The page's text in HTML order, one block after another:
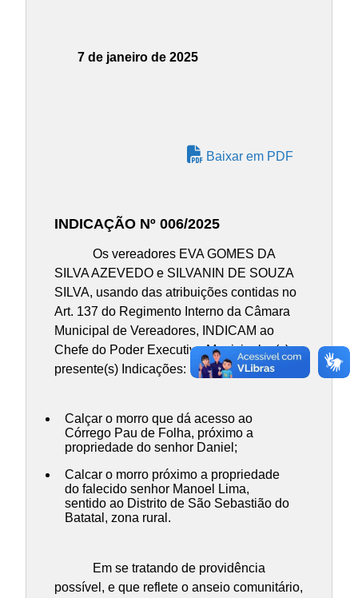
7 de janeiro de 2025
Baixar em PDF
INDICAÇÃO Nº 006/2025
Os vereadores EVA GOMES DA
SILVA AZEVEDO e SILVANIN DE SOUZA
SILVA, usando das atribuições contidas no
Art. 137 do Regimento Interno da Câmara
Municipal de Vereadores, INDICAM ao
Chefe do Poder Executivo Municipal, a(s)
presente(s) Indicações:
Calçar o morro que dá acesso ao
Córrego Pau de Folha, próximo a
propriedade do senhor Daniel;
Calcar o morro próximo a propriedade
do falecido senhor Manoel Lima,
sentido ao Distrito de São Sebastião do
Batatal, zona rural.
Em se tratando de providência
possível, e que reflete o anseio comunitário,